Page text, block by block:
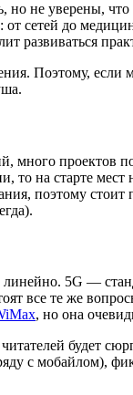
но не уверены,
сетей до
развиваться
Поэтому,
много проектов
на старте мест
поэтому стоит
5G —
все те же
, но она
будет
с мобайлом),